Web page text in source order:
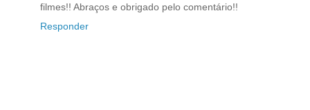
filmes!! Abraços e obrigado pelo comentário!!
Responder